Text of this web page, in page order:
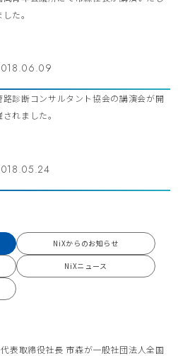
した。
路診断コンサルタント協会の講演会が開
されました。
表取締役社長 市森が一般社団法人全国
NiXからのお知らせ
NiXニュース